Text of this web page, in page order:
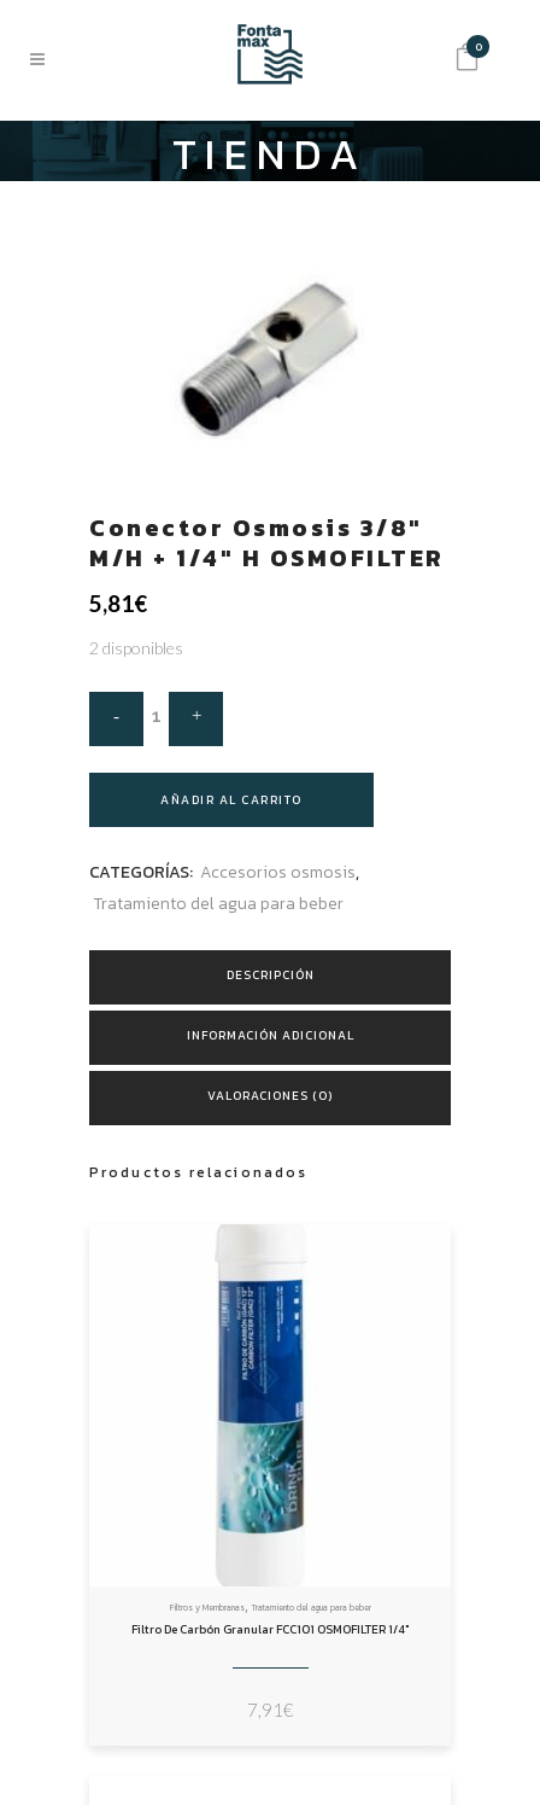
0
TIENDA
Conector Osmosis 3/8″
M/H + 1/4″ H OSMOFILTER
5,81€
2 disponibles
AÑADIR AL CARRITO
CATEGORÍAS: Accesorios osmosis,
Tratamiento del agua para beber
DESCRIPCIÓN
INFORMACIÓN ADICIONAL
VALORACIONES (0)
Productos relacionados
Filtros y Membranas, Tratamiento del agua para beber
Filtro De Carbón Granular FCC101 OSMOFILTER 1/4″
7,91€